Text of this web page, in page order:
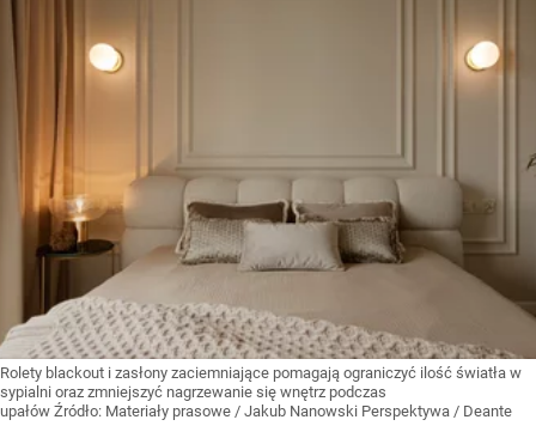
Rolety blackout i zasłony zaciemniające pomagają ograniczyć ilość światła w
sypialni oraz zmniejszyć nagrzewanie się wnętrz podczas
upałów Źródło: Materiały prasowe / Jakub Nanowski Perspektywa / Deante